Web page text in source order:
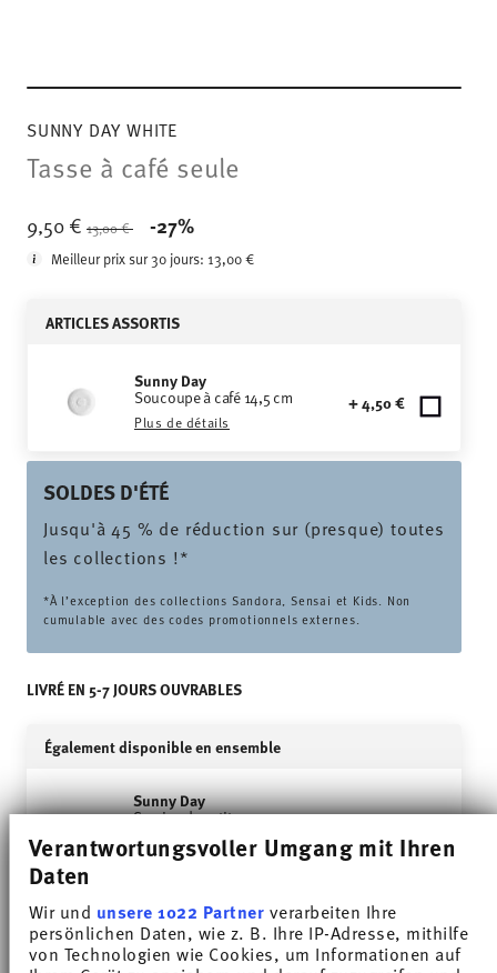
Verantwortungsvoller Umgang mit Ihren
Daten
Wir und unsere 1022 Partnerverarbeiten Ihre
persönlichen Daten, wie z. B. Ihre IP-Adresse, mithilfe
von Technologien wie Cookies, um Informationen auf
SUNNY DAY WHITE
Tasse à café seule
9,50 € Price reduced from
13,00 € -27%
Meilleur prix sur 30 jours:13,00 €
ARTICLES ASSORTIS
Sunny Day
Soucoupe à café 14,5 cm
Plus de détails
+ 4,50 €
SOLDES D'ÉTÉ
Jusqu'à 45 % de réduction sur (presque) toutes
les collections !*
*À l’exception des collections Sandora, Sensai et Kids. Non
cumulable avec des codes promotionnels externes.
LIVRÉ EN 5-7 JOURS OUVRABLES
Également disponible en ensemble
Sunny Day
Service de petit-
déjeuner moderne 12
pièces
-29%